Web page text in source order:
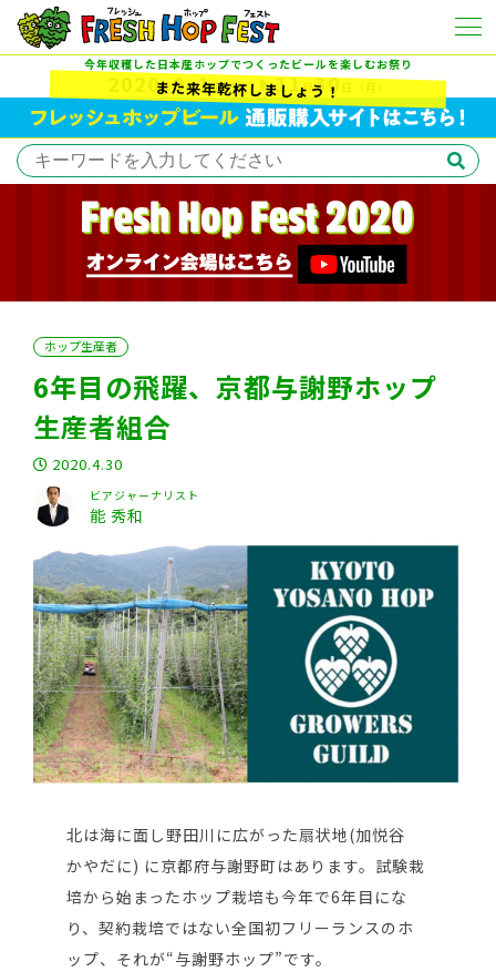
今年収穫した日本産ホップでつくったビールを楽しむお祭り
2020年9月1日（火） 11月30
また来年乾杯しましょう！
ホップ生産者
6年目の飛躍、京都与謝野ホップ
生産者組合
2020.4.30
ビアジャーナリスト
能 秀和
北は海に面し野田川に広がった扇状地(加悦谷
かやだに) に京都府与謝野町はあります。試験栽
培から始まったホップ栽培も今年で6年目にな
り、契約栽培ではない全国初フリーランスのホ
ップ、それが“与謝野ホップ”です。